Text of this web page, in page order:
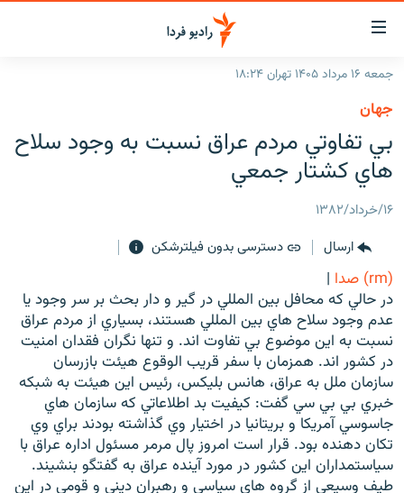
لینک‌های
قابلیت
دسترسی
بازگشت
منوی
اصلی
رفتن
صفحه
جستجو
جهان
رادیو
برنامه‌های رادیویی
فرکانس‌ها
پادکست
چندرسانه‌ای
گزارش‌های تصویری
گزارش‌های ویدئویی
زنان فردا
English
به ما بپیوندید
جمعه ۱۶ مرداد ۱۴۰۵ تهران ۱۸:۲۴
جهان
بي تفاوتي مردم عراق نسبت به وجود سلاح
هاي كشتار جمعي
۱۶/خرداد/۱۳۸۲
ارسال
دسترسی بدون فیلترشکن
(rm) صدا
|
در حالي كه محافل بين المللي در گير و دار بحث بر سر وجود يا
عدم وجود سلاح هاي بين المللي هستند، بسياري از مردم عراق
نسبت به اين موضوع بي تفاوت اند. و تنها نگران فقدان امنيت
در كشور اند. همزمان با سفر قريب الوقوع هيئت بازرسان
سازمان ملل به عراق، هانس بليكس، رئيس اين هيئت به شبكه
خبري بي بي سي گفت: كيفيت بد اطلاعاتي كه سازمان هاي
جاسوسي آمريكا و بريتانيا در اختيار وي گذاشته بودند براي وي
تكان دهنده بود. قرار است امروز پال مرمر مسئول اداره عراق با
سياستمداران اين كشور در مورد آينده عراق به گفتگو بنشيند.
طيف وسيعي از گروه هاي سياسي و رهبران ديني و قومي در اين